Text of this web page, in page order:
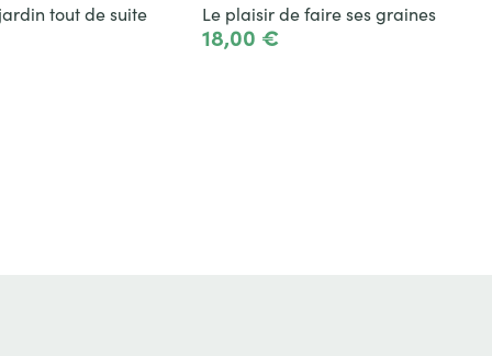
tout de suite Le plaisir de faire ses graines
18,00 €